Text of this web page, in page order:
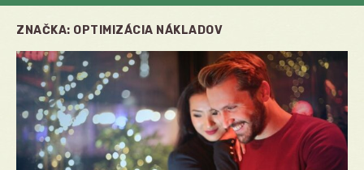
ZNAČKA: OPTIMIZÁCIA NÁKLADOV